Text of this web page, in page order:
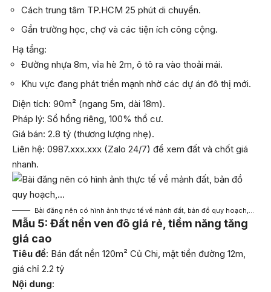
Cách trung tâm TP.HCM 25 phút di chuyển.
Gần trường học, chợ và các tiện ích công cộng.
Hạ tầng:
Đường nhựa 8m, vỉa hè 2m, ô tô ra vào thoải mái.
Khu vực đang phát triển mạnh nhờ các dự án đô thị mới.
Diện tích: 90m² (ngang 5m, dài 18m).
Pháp lý: Sổ hồng riêng, 100% thổ cư.
Giá bán: 2.8 tỷ (thương lượng nhẹ).
Liên hệ: 0987.xxx.xxx (Zalo 24/7) để xem đất và chốt giá
nhanh.
Bài đăng nên có hình ảnh thực tế về mảnh đất, bản đồ quy hoạch,…
Mẫu 5: Đất nền ven đô giá rẻ, tiềm năng tăng
giá cao
Tiêu đề: Bán đất nền 120m² Củ Chi, mặt tiền đường 12m,
giá chỉ 2.2 tỷ
Nội dung: